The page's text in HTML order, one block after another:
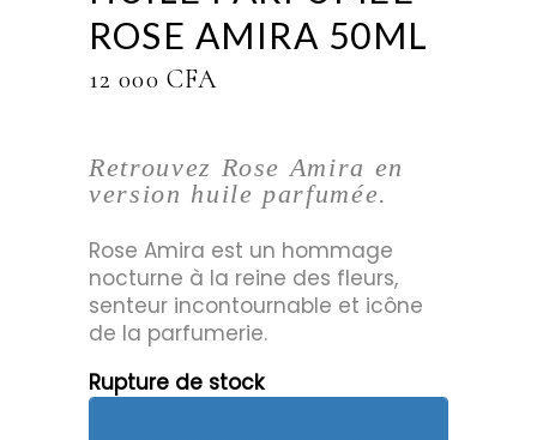
ROSE AMIRA 50ML
12 000 CFA
Retrouvez Rose Amira en
version huile parfumée.
Rose Amira est un hommage
nocturne à la reine des fleurs,
senteur incontournable et icône
de la parfumerie.
Rupture de stock